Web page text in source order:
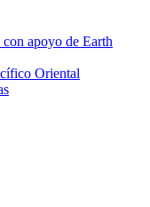
apoyo de Earth
Oriental